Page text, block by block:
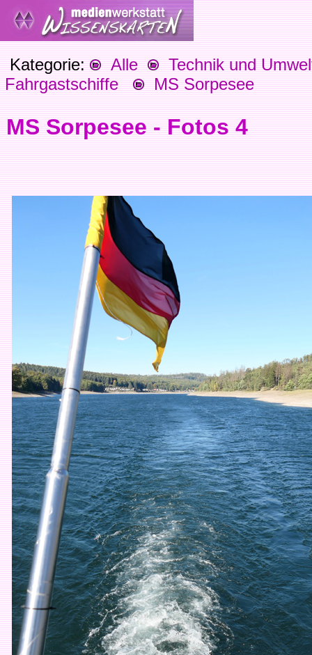
Kategorie: Alle
Technik und
Fahrgastschiffe
MS Sorpesee
MS Sorpesee - Fotos 4